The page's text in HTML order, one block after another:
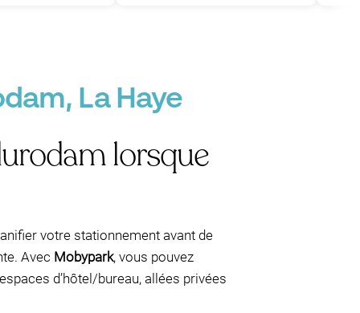
La Haye
lorsque
votre stationnement avant de
Avec Mobypark, vous pouvez
d’hôtel/bureau, allées privées